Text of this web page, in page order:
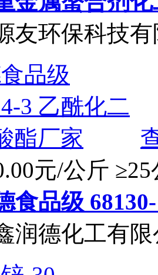
友环保科技
元/公斤 ≥25
食品级
润德化工有